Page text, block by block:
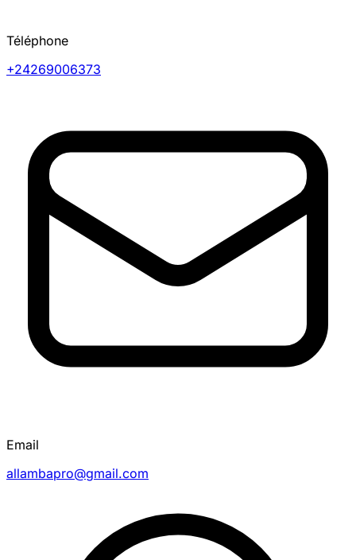
Téléphone
+24269006373
Email
allambapro@gmail.com